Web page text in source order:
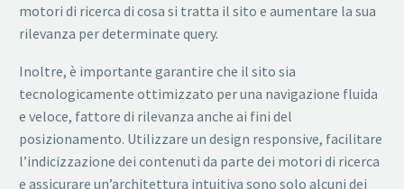
motori di ricerca di cosa si tratta il sito e aumentare la sua
rilevanza per determinate query.
Inoltre, è importante garantire che il sito sia
tecnologicamente ottimizzato per una navigazione fluida
e veloce, fattore di rilevanza anche ai fini del
posizionamento. Utilizzare un design responsive, facilitare
l’indicizzazione dei contenuti da parte dei motori di ricerca
e assicurare un’architettura intuitiva sono solo alcuni dei